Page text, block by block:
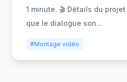
1 minute. 🎬 Détails du
que le dialogue son...
#Montage vidéo